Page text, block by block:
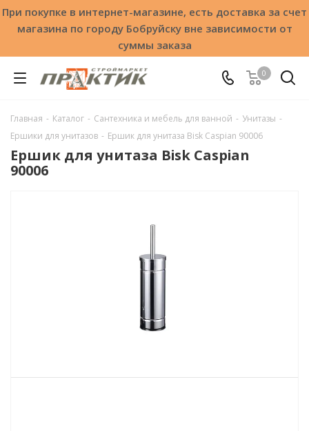
При покупке в интернет-магазине, есть доставка за счет
магазина по городу Бобруйску вне зависимости от
суммы заказа
0
Главная - Каталог - Сантехника и мебель для ванной - Унитазы -
Ершики для унитазов - Ершик для унитаза Bisk Caspian 90006
Ершик для унитаза Bisk Caspian
90006